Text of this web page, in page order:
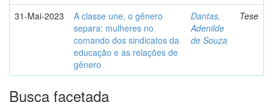
31-Mai-2023
A classe une, o gênero
separa: mulheres no
comando dos sindicatos da
educação e as relações de
gênero
Dantas,
Adenilde
de Souza
Tese
Busca facetada